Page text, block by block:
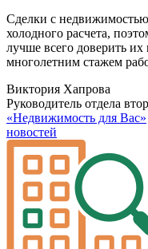
Сделки с
холодного расчета,
лучше всего доверить
многолетним стажем
Виктория Хапрова
Руководитель отдела
«Недвижимость для Вас»
новостей